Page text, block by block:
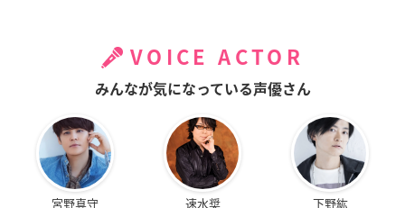
VOICE ACTOR
みんなが気になっている声優さん
宮野真守 速水奨 下野紘